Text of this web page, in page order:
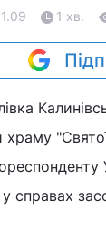
1 хв.
храму
справах